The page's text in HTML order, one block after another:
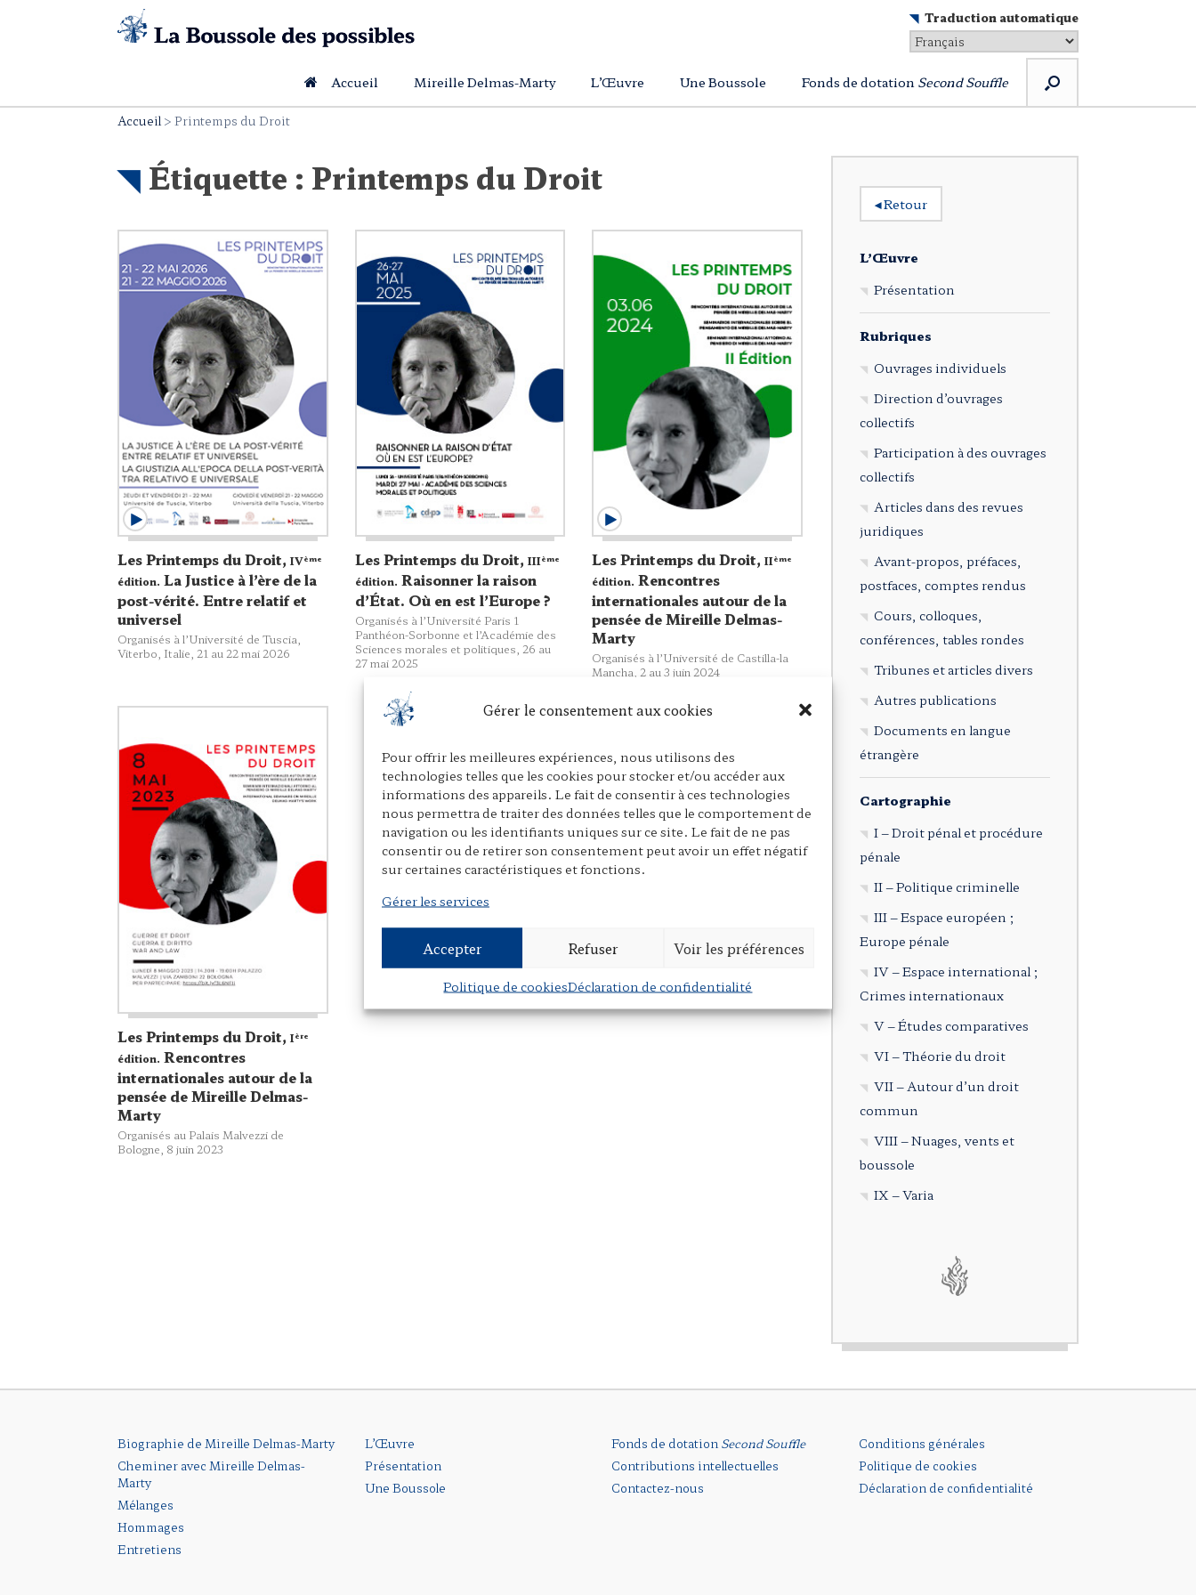
Gérer le consentement aux cookies
Pour offrir les meilleures expériences, nous utilisons des
technologies telles que les cookies pour stocker et/ou accéder aux
informations des appareils. Le fait de consentir à ces technologies
nous permettra de traiter des données telles que le comportement de
navigation ou les identifiants uniques sur ce site. Le fait de ne pas
consentir ou de retirer son consentement peut avoir un effet négatif
sur certaines caractéristiques et fonctions.
Gérer les services
Accepter Refuser Voir les préférences
Politique de cookiesDéclaration de confidentialité
Traduction automatique
Accueil Mireille Delmas-Marty L’Œuvre Une Boussole Fonds de dotation Second Souffle
Accueil > Printemps du Droit
Étiquette : Printemps du Droit
Les Printemps du Droit, IVème
édition. La Justice à l’ère de la
post-vérité. Entre relatif et
universel
Organisés à l’Université de Tuscia,
Viterbo, Italie, 21 au 22 mai 2026
Les Printemps du Droit, IIIème
édition. Raisonner la raison
d’État. Où en est l’Europe ?
Organisés à l’Université Paris 1
Panthéon-Sorbonne et l’Académie des
Sciences morales et politiques, 26 au
27 mai 2025
Les Printemps du Droit,IIème
édition. Rencontres
internationales autour de la
pensée de Mireille Delmas-
Marty
Organisés à l’Université de Castilla-la
Mancha, 2 au 3 juin 2024
Les Printemps du Droit, Ière
édition. Rencontres
internationales autour de la
pensée de Mireille Delmas-
Marty
Organisés au Palais Malvezzi de
Bologne, 8 juin 2023
◂Retour
L’Œuvre
Présentation
Rubriques
Ouvrages individuels
Direction d’ouvrages
collectifs
Participation à des ouvrages
collectifs
Articles dans des revues
juridiques
Avant-propos, préfaces,
postfaces, comptes rendus
Cours, colloques,
conférences, tables rondes
Tribunes et articles divers
Autres publications
Documents en langue
étrangère
Cartographie
I – Droit pénal et procédure
pénale
II – Politique criminelle
III – Espace européen ;
Europe pénale
IV – Espace international ;
Crimes internationaux
V – Études comparatives
VI – Théorie du droit
VII – Autour d’un droit
commun
VIII – Nuages, vents et
boussole
IX – Varia
Biographie de Mireille Delmas-Marty
Cheminer avec Mireille Delmas-
Marty
Mélanges
Hommages
Entretiens
L’Œuvre
Présentation
Une Boussole
Fonds de dotation Second Souffle
Contributions intellectuelles
Contactez-nous
Conditions générales
Politique de cookies
Déclaration de confidentialité